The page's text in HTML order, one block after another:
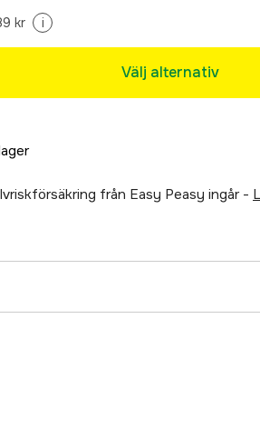
kr i
Välj alternativ
från Easy Peasy ingår -